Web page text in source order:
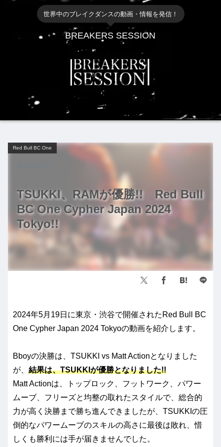
世界中のブレイクダンスの動画・情報を発信！
BREAKERS SESSION
TSUKKI、RAMが優勝!! Red Bull
BC One Cypher Japan 2024
Tokyo!!
Red Bull BC One
2024年5月19日に東京・渋谷で開催されたRed Bull BC
One Cypher Japan 2024 Tokyoの動画を紹介します。
Bboyの決勝は、TSUKKI vs Matt Actionとなりました
が、 結果は、TSUKKIが優勝となりました!!
Matt Actionは、トップロック、フットワーク、パワー
ムーブ、フリーズと均整の取れたスタイルで、総合的
力が高く決勝まで勝ち進んできましたが、TSUKKIの圧
倒的なパワームーブのスキルの高さに最後は敗れ、惜
しくも勝利には手が届きませんでした。